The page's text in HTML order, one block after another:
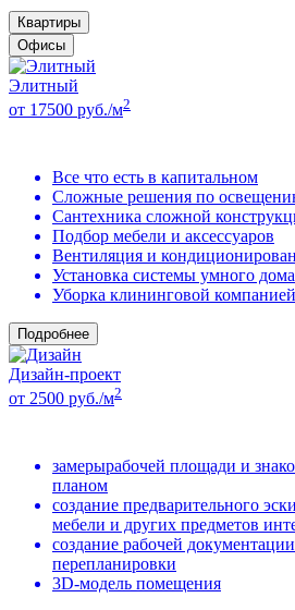
Квартиры
Офисы
Элитный
от 17500 руб./м2
Все что есть в капитальном
Сложные решения по
Сантехника сложной
Подбор мебели и аксессуаров
Вентиляция и
Установка системы умного дома
Уборка клининговой компанией
Подробнее
Дизайн-проект
от 2500 руб./м2
замерырабочей площади и
планом
создание предварительного
мебели и других предметов
создание рабочей
перепланировки
3D-модель помещения